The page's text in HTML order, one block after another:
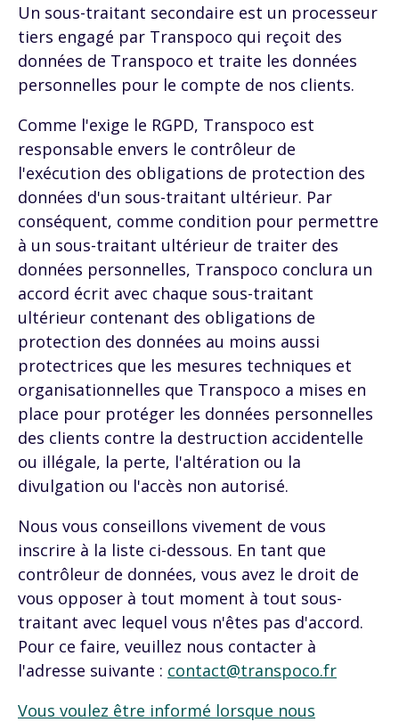
Un sous-traitant secondaire est un processeur
tiers engagé par Transpoco qui reçoit des
données de Transpoco et traite les données
personnelles pour le compte de nos clients.
Comme l'exige le RGPD, Transpoco est
responsable envers le contrôleur de
l'exécution des obligations de protection des
données d'un sous-traitant ultérieur. Par
conséquent, comme condition pour permettre
à un sous-traitant ultérieur de traiter des
données personnelles, Transpoco conclura un
accord écrit avec chaque sous-traitant
ultérieur contenant des obligations de
protection des données au moins aussi
protectrices que les mesures techniques et
organisationnelles que Transpoco a mises en
place pour protéger les données personnelles
des clients contre la destruction accidentelle
ou illégale, la perte, l'altération ou la
divulgation ou l'accès non autorisé.
Nous vous conseillons vivement de vous
inscrire à la liste ci-dessous. En tant que
contrôleur de données, vous avez le droit de
vous opposer à tout moment à tout sous-
traitant avec lequel vous n'êtes pas d'accord.
Pour ce faire, veuillez nous contacter à
l'adresse suivante : contact@transpoco.fr
Vous voulez être informé lorsque nous